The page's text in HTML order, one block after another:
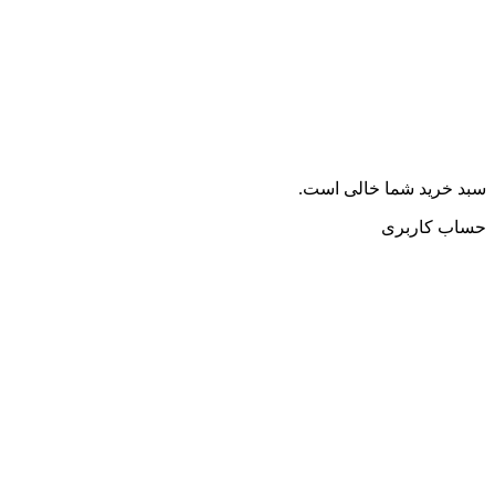
سبد خرید شما خالی است.
حساب کاربری